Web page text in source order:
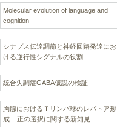
Molecular evolution of language and
cognition
シナプス伝達調節と神経回路発達にお
ける逆行性シグナルの役割
統合失調症GABA仮説の検証
胸腺におけるＴリンパ球のレパトア形
成 − 正の選択に関する新知見 −